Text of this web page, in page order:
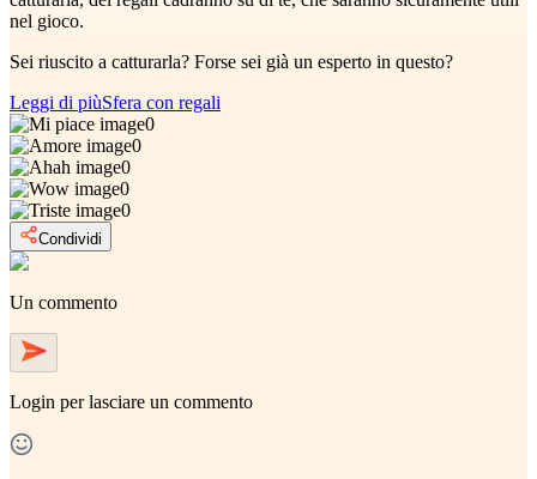
nel gioco.
Sei riuscito a catturarla? Forse sei già un esperto in questo?
Leggi di piùSfera con regali
0
0
0
0
0
Condividi
Un commento
Login per lasciare un commento